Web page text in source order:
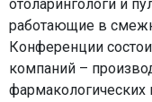
отоларингологи и
работающие в
Конференции
компаний –
фармакологических